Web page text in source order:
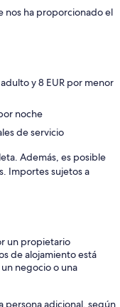
nos ha proporcionado el
y 8 EUR por menor
noche
de servicio
Además, es posible
Importes sujetos a
un propietario
de alojamiento está
negocio o una
persona adicional, según